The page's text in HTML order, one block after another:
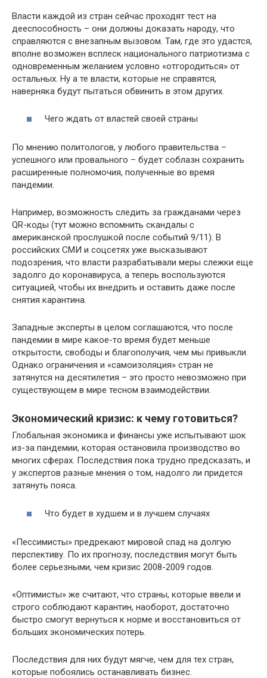
Власти каждой из стран сейчас проходят тест на
дееспособность – они должны доказать народу, что
справляются с внезапным вызовом. Там, где это удастся,
вполне возможен всплеск национального патриотизма с
одновременным желанием условно «отгородиться» от
остальных. Ну а те власти, которые не справятся,
наверняка будут пытаться обвинить в этом других.
Чего ждать от властей своей страны
По мнению политологов, у любого правительства –
успешного или провального – будет соблазн сохранить
расширенные полномочия, полученные во время
пандемии.
Например, возможность следить за гражданами через
QR-коды (тут можно вспомнить скандалы с
американской прослушкой после событий 9/11). В
российских СМИ и соцсетях уже высказывают
подозрения, что власти разрабатывали меры слежки еще
задолго до коронавируса, а теперь воспользуются
ситуацией, чтобы их внедрить и оставить даже после
снятия карантина.
Западные эксперты в целом соглашаются, что после
пандемии в мире какое-то время будет меньше
открытости, свободы и благополучия, чем мы привыкли.
Однако ограничения и «самоизоляция» стран не
затянутся на десятилетия – это просто невозможно при
существующем в мире тесном взаимодействии.
Экономический кризис: к чему готовиться?
Глобальная экономика и финансы уже испытывают шoк
из-за пандемии, которая остановила производство во
многих сферах. Последствия пока трудно предсказать, и
у экспертов разные мнения о том, надолго ли придется
затянуть пояса.
Что будет в худшем и в лучшем случаях
«Пессимисты» предрекают мировой спад на долгую
перспективу. По их прогнозу, последствия могут быть
более серьезными, чем кризис 2008-2009 годов.
«Оптимисты» же считают, что страны, которые ввели и
строго соблюдают карантин, наоборот, достаточно
быстро смогут вернуться к норме и восстановиться от
больших экономических потерь.
Последствия для них будут мягче, чем для тех стран,
которые побоялись останавливать бизнес.